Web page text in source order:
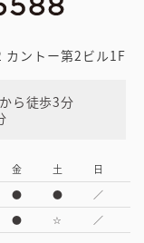
ントー第2ビル1F
ら徒歩3分
金 土 日
● ● ／
● ☆ ／